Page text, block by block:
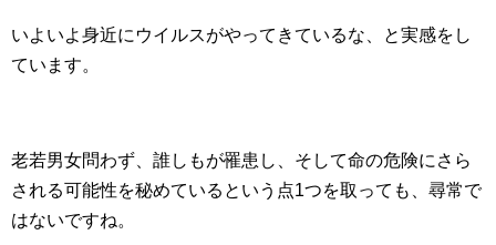
いよいよ身近にウイルスがやってきているな、と実感をし
ています。
老若男女問わず、誰しもが罹患し、そして命の危険にさら
される可能性を秘めているという点1つを取っても、尋常で
はないですね。